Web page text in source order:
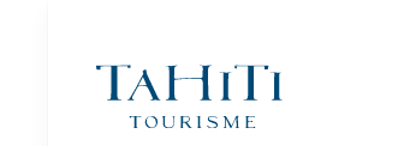
contenu
principal